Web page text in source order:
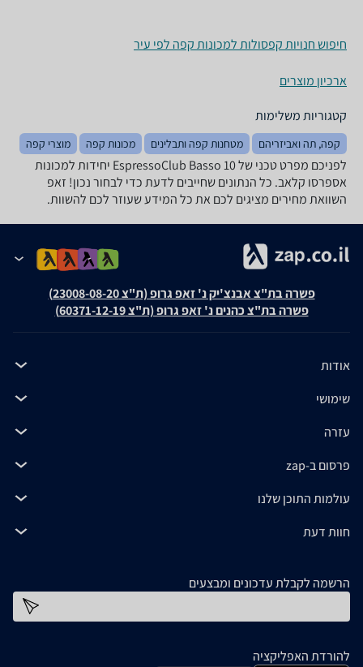
חיפוש חנויות קפסולות למכונות קפה לפי עיר
ארכיון מוצרים
קטגוריות משלימות
קפה, תה ואביזריהם מטחנות קפה ותבלינים מכונות קפה מוצרי קפה
לפניכם מפרט טכני של EspressoClub Basso 10 יחידות למכונות
אספרסו קלאב. כל הנתונים שחייבים לדעת כדי לבחור נכון! זאפ
השוואת מחירים מציגים לכם את כל המידע שעוזר לכם להשוות.
פשרה בת"צ אבנצ'יק נ' זאפ גרופ (ת"צ 23008-08-20)
פשרה בת"צ כהנים נ' זאפ גרופ (ת"צ 60371-12-19)
אודות
שימושי
עזרה
פרסום ב-zap
עולמות התוכן שלנו
חוות דעת
הרשמה לקבלת עדכונים ומבצעים
להורדת האפליקציה